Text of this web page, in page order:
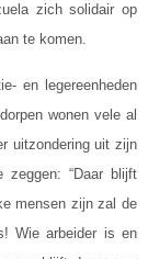
zich solidair op
te komen.
en legereenheden
wonen vele al
uitzondering uit zijn
zeggen: “Daar blijft
mensen zijn zal de
Wie arbeider is en